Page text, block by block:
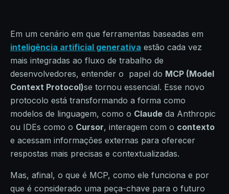
Em um cenário em que ferramentas baseadas em
inteligência artificial generativa estão cada vez
mais integradas ao fluxo de trabalho de
desenvolvedores, entender o papel do MCP (Model
Context Protocol)se tornou essencial. Esse novo
protocolo está transformando a forma como
modelos de linguagem, como o Claude da Anthropic
ou IDEs como o Cursor, interagem com o contexto
e acessam informações externas para oferecer
respostas mais precisas e contextualizadas.
Mas, afinal, o que é MCP, como ele funciona e por
que é considerado uma peça-chave para o futuro